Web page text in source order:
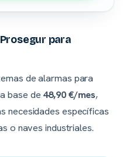
para
de alarmas para
base de 48,90 €/mes,
necesidades específicas
o naves industriales.